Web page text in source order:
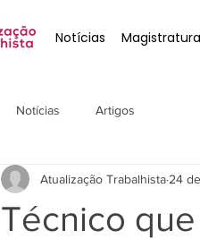
Notícias
Notícias Artigos
Técnico
Atualização Trabalhista 24